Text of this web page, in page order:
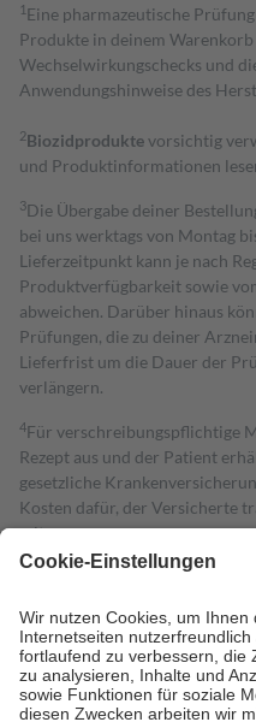
1 Eine pharmazeutische
Produkte in deinem
Wechselwirkungschecks und
Anwendungshinweise des
2Biozidproduktevorsichtig
und Produktinformationen
3Die Übergabe deiner
bei uns werktags von Montag
Lieferzeitpunkt kann je nach
Produktverfügbarkeit sowie
abweichen. Darüber hinaus
Prüfungen, die zu deiner
Lieferfrist um die Dauer der
verlängern.
4Für verschreibungspflichtige
Rezept aus und der Patient
gesetzliche
Kosten dafür, der Versicherte
mit.
Grundsätzlich leisten
höchstens zehn Euro.
Es sind
Kosten der Leistung zu
Diese Regeln gelten
Bei Heilmitteln und häuslicher
Zuzahlung zehn Prozent der